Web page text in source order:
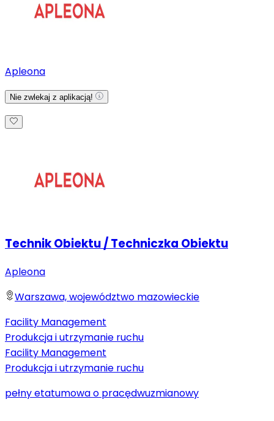
Apleona
Nie zwlekaj z aplikacją!
Technik Obiektu / Techniczka Obiektu
Apleona
Warszawa, województwo mazowieckie
Facility Management
Produkcja i utrzymanie ruchu
Facility Management
Produkcja i utrzymanie ruchu
pełny etatumowa o pracędwuzmianowy